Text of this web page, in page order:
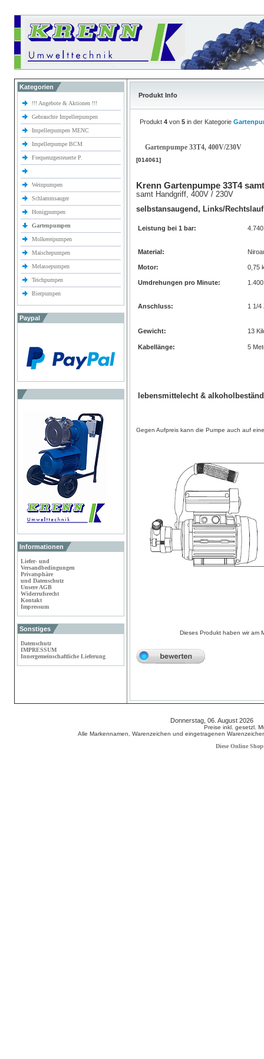
Kategorien
!!! Angebote & Aktionen !!!
Gebrauchte Impellerpumpen
Impellerpumpen MENC
Impellerpumpe BCM
Frequenzgesteuerte P.
Weinpumpen
Schlammsauger
Honigpumpen
Gartenpumpen
Molkereipumpen
Maischepumpen
Melassepumpen
Teichpumpen
Bierpumpen
Paypal
Informationen
Liefer- und
Versandbedingungen
Privatsphäre
und Datenschutz
Unsere AGB
Widerrufsrecht
Kontakt
Impressum
Sonstiges
Datenschutz
IMPRESSUM
Innergemeinschaftliche Lieferung
Produkt Info
Produkt 4 von 5 in der Kategorie
Gartenpumpe 33T4, 400V/230V
[014061]
Krenn Gartenpumpe 33T4
samt Handgriff, 400V / 230V
selbstansaugend, Links/Rechtslauf
Leistung bei 1 bar:
Material:
Motor: 0,75
Umdrehungen pro Minute:
Anschluss: 1 1/4
Gewicht: 13
Kabellänge: 5
lebensmittelecht &
Gegen Aufpreis kann die Pumpe auch auf
Dieses Produkt haben wir am
Donnerstag, 06. August
Preise inkl. gesetzl.
Alle Markennamen, Warenzeichen und eingetragenen
Diese Online